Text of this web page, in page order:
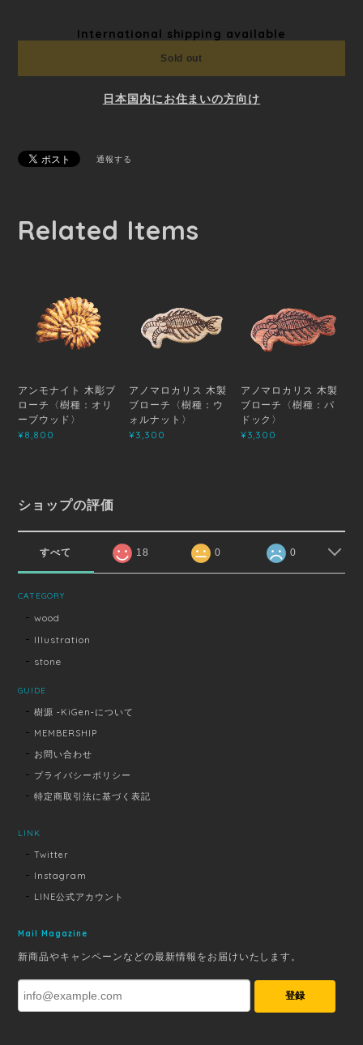
International shipping available
Sold out
日本国内にお住まいの方向け
通報する
Related Items
アンモナイト 木彫ブ
ローチ〈樹種：オリ
ーブウッド〉
¥8,800
アノマロカリス 木製
ブローチ〈樹種：ウ
ォルナット〉
¥3,300
アノマロカリス 木製
ブローチ〈樹種：パ
ドック〉
¥3,300
ショップの評価
すべて 18 0 0
CATEGORY
wood
Illustration
stone
GUIDE
樹源 ‐KiGen‐について
MEMBERSHIP
お問い合わせ
プライバシーポリシー
特定商取引法に基づく表記
LINK
Twitter
Instagram
LINE公式アカウント
Mail Magazine
新商品やキャンペーンなどの最新情報をお届けいたします。
登録